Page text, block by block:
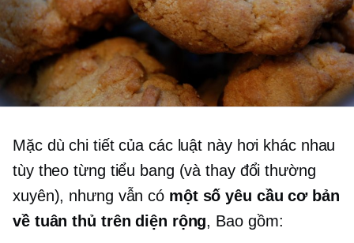
Mặc dù chi tiết của các luật này hơi khác nhau
tùy theo từng tiểu bang (và thay đổi thường
xuyên), nhưng vẫn có một số yêu cầu cơ bản
về tuân thủ trên diện rộng, Bao gồm: